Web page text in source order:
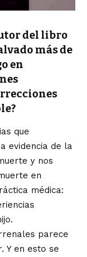
del libro
más de
en
que
evidencia de la
y nos
en
médica:
parece
Y en esto se